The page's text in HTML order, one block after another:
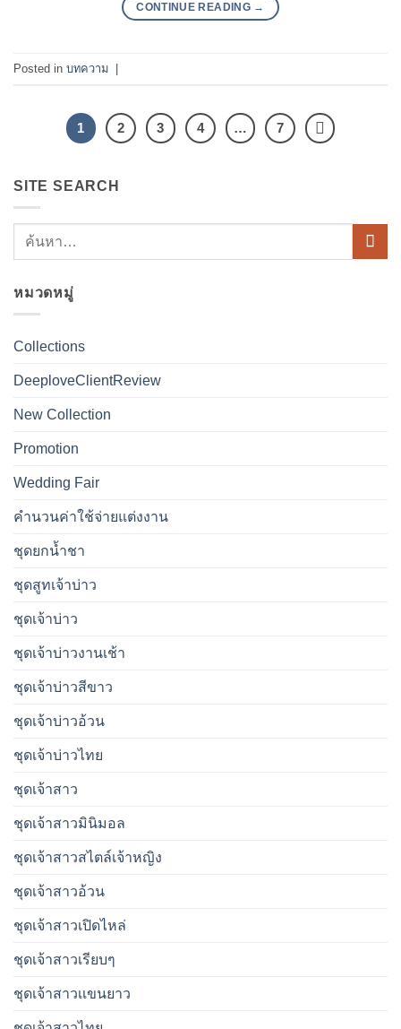
CONTINUE READING →
Posted in บทความ |
1 2 3 4 … 7
SITE SEARCH
หมวดหมู่
Collections
DeeploveClientReview
New Collection
Promotion
Wedding Fair
คำนวนค่าใช้จ่ายแต่งงาน
ชุดยกน้ำชา
ชุดสูทเจ้าบ่าว
ชุดเจ้าบ่าว
ชุดเจ้าบ่าวงานเช้า
ชุดเจ้าบ่าวสีขาว
ชุดเจ้าบ่าวอ้วน
ชุดเจ้าบ่าวไทย
ชุดเจ้าสาว
ชุดเจ้าสาวมินิมอล
ชุดเจ้าสาวสไตล์เจ้าหญิง
ชุดเจ้าสาวอ้วน
ชุดเจ้าสาวเปิดไหล่
ชุดเจ้าสาวเรียบๆ
ชุดเจ้าสาวเเขนยาว